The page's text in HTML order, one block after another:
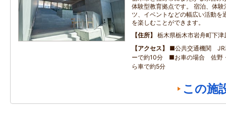
体験型教育拠点です。 宿泊、体験
ツ、イベントなどの幅広い活動を
を楽しむことができます。
住所
栃木県栃木市岩舟町下津
アクセス
■公共交通機関 JR
ーで約10分 ■お車の場合 佐野
ら車で約5分
この施